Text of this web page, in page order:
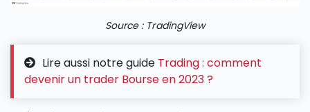
Source : TradingView
Lire aussi notre guide Trading : comment
devenir un trader Bourse en 2023 ?